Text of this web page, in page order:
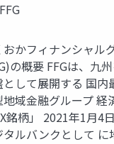
おかフィナンシャル
の概要 FFGは、九
として展開する 国内
地域金融グループ 経
銘柄」 2021年1月4
タルバンクとして に